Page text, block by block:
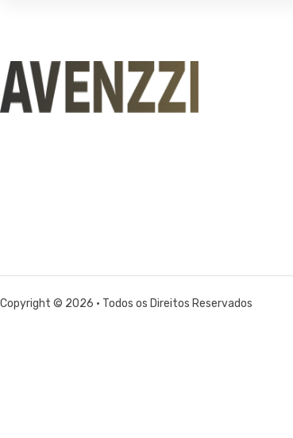
Copyright © 2026 • Todos os Direitos Reservados